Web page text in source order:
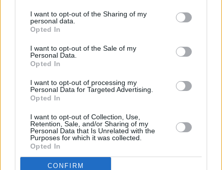
I want to opt-out of the Sharing of my
personal data.
Opted In
I want to opt-out of the Sale of my
Personal Data.
Opted In
I want to opt-out of processing my
Personal Data for Targeted Advertising.
Opted In
I want to opt-out of Collection, Use,
Retention, Sale, and/or Sharing of my
Personal Data that Is Unrelated with the
Purposes for which it was collected.
Opted In
CONFIRM